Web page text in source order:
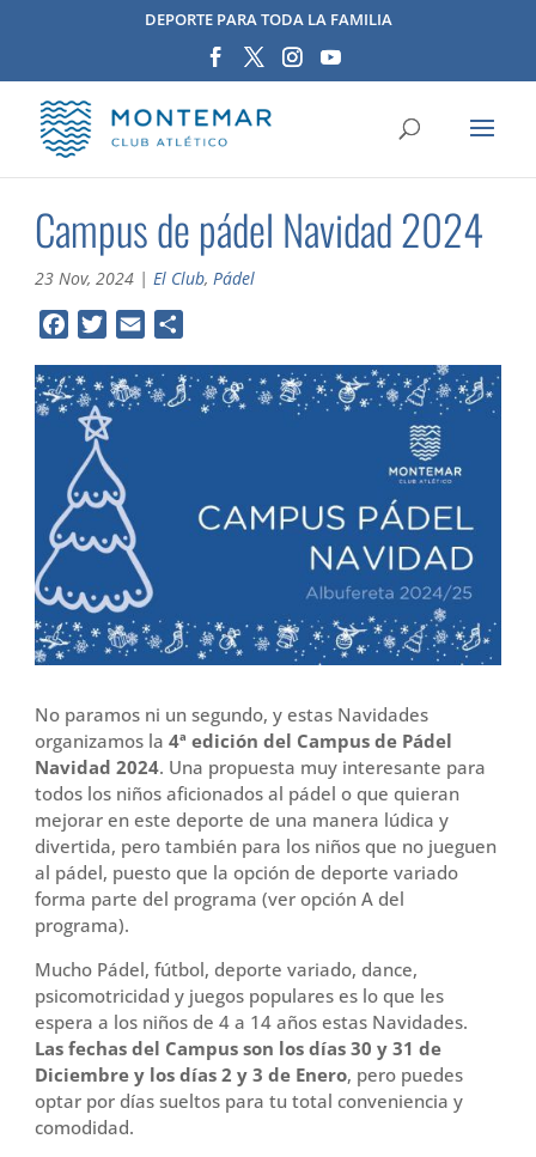
DEPORTE PARA TODA LA FAMILIA
Campus de pádel Navidad 2024
23 Nov, 2024 |El Club,Pádel
c
e
o
o
k
i
t
t
e
r
a
m
p
No paramos ni un segundo, y estas Navidades
organizamos la4ª edición del Campus de Pádel
Navidad 2024. Una propuesta muy interesante para
todos los niños aficionados al pádel o que quieran
mejorar en este deporte de una manera lúdica y
divertida, pero también para los niños que no jueguen
al pádel, puesto que la opción de deporte variado
forma parte del programa (ver opción A del
programa).
Mucho Pádel, fútbol, deporte variado, dance,
psicomotricidad y juegos populares es lo que les
espera a los niños de 4 a 14 años estas Navidades.
Las fechas del Campus son los días 30 y 31 de
Diciembre y los días 2 y 3 de Enero, pero puedes
optar por días sueltos para tu total conveniencia y
comodidad.